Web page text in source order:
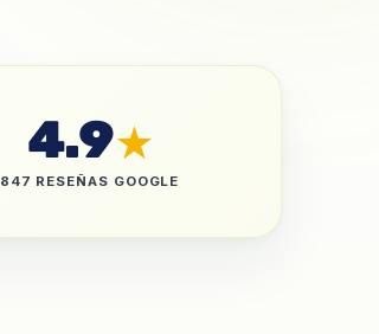
4.9★
847 RESEÑAS GOOGLE